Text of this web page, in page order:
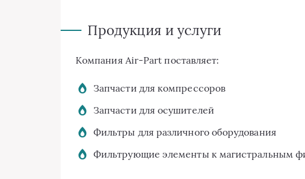
Продукция и услуги
Компания Air-Part поставляет:
Запчасти для компрессоров
Запчасти для осушителей
Фильтры для различного оборудования
Фильтрующие элементы к магистральным